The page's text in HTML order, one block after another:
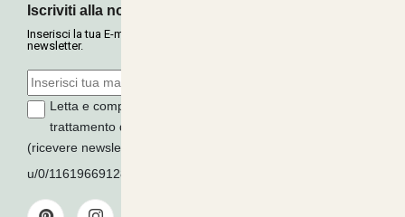
Iscriviti alla nostra Newsletter
Inserisci la tua E-mail per ricevere le nostre offerte tramite
newsletter.
Letta e compresa l'informativa sulla
trattamento dei miei dati per finalità di marketing
(ricevere newsletter, novità, promozioni) da parte di
u/0/116196691289279339016